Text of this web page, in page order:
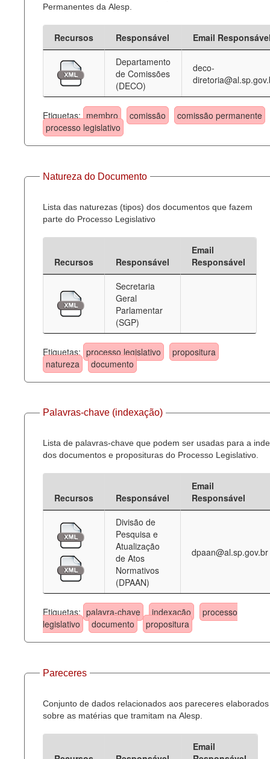
Permanentes da Alesp.
Recursos Responsável
Email
Departamento
de Comissões
(DECO)
deco-
Etiquetas: membro comissão
comissão permanente
processo legislativo
Natureza do Documento
Lista das naturezas (tipos) dos documentos que fazem
parte do Processo Legislativo
Recursos Responsável
Email
Responsável
Secretaria
Geral
Parlamentar
(SGP)
Etiquetas: processo legislativo
propositura
natureza
documento
Palavras-chave (indexação)
Lista de palavras-chave que podem ser usadas para a
dos documentos e proposituras do Processo Legislativo.
Recursos Responsável
Email
Responsável
Divisão de
Pesquisa e
Atualização
de Atos
Normativos
(DPAAN)
dpaan@al.sp.gov.br
Etiquetas: palavra-chave indexação
processo
legislativo
documento propositura
Pareceres
Conjunto de dados relacionados aos pareceres elaborados
sobre as matérias que tramitam na Alesp.
Email